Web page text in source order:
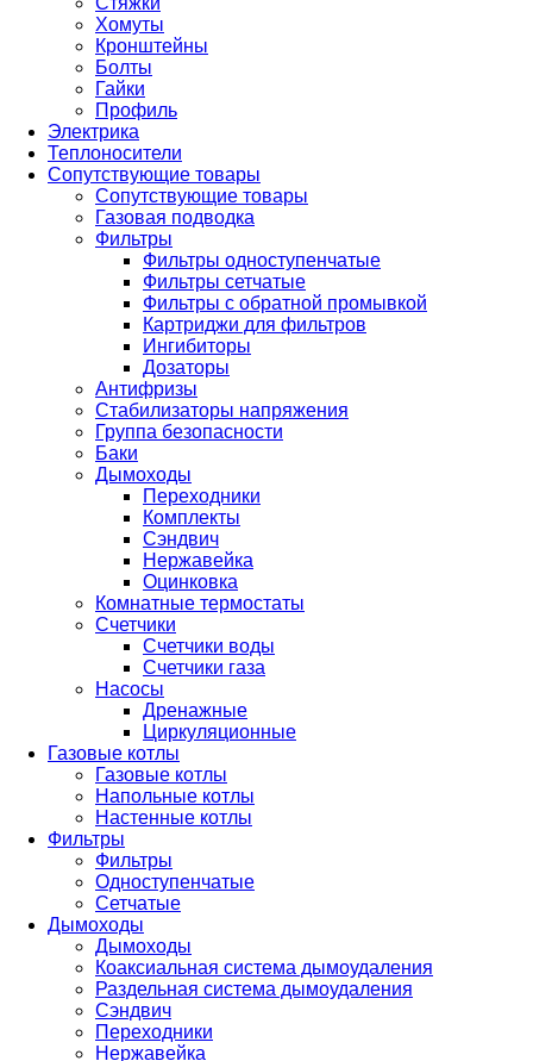
Хомуты
Кронштейны
Болты
Гайки
Профиль
Электрика
Теплоносители
Сопутствующие товары
Сопутствующие товары
Газовая подводка
Фильтры
Фильтры одноступенчатые
Фильтры сетчатые
Фильтры с обратной промывкой
Картриджи для фильтров
Ингибиторы
Дозаторы
Антифризы
Стабилизаторы напряжения
Группа безопасности
Баки
Дымоходы
Переходники
Комплекты
Сэндвич
Нержавейка
Оцинковка
Комнатные термостаты
Счетчики
Счетчики воды
Счетчики газа
Насосы
Дренажные
Циркуляционные
Газовые котлы
Газовые котлы
Напольные котлы
Настенные котлы
Фильтры
Фильтры
Одноступенчатые
Сетчатые
Дымоходы
Дымоходы
Коаксиальная система дымоудаления
Раздельная система дымоудаления
Сэндвич
Переходники
Нержавейка